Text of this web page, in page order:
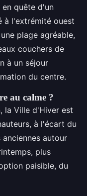
en quête d'un
à l'extrémité ouest
plage agréable,
couchers de
à un séjour
du centre.
au calme ?
la Ville d'Hiver est
à l'écart du
autour
plus
paisible, du